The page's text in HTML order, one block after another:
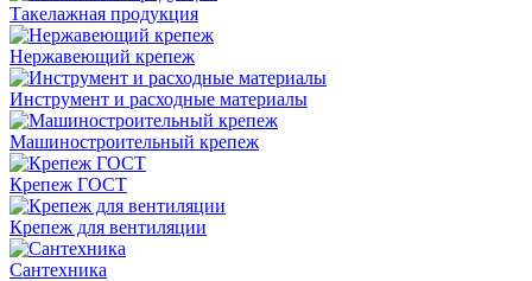
Такелажная продукция
Нержавеющий крепеж
Инструмент и расходные материалы
Машиностроительный крепеж
Крепеж ГОСТ
Крепеж для вентиляции
Сантехника